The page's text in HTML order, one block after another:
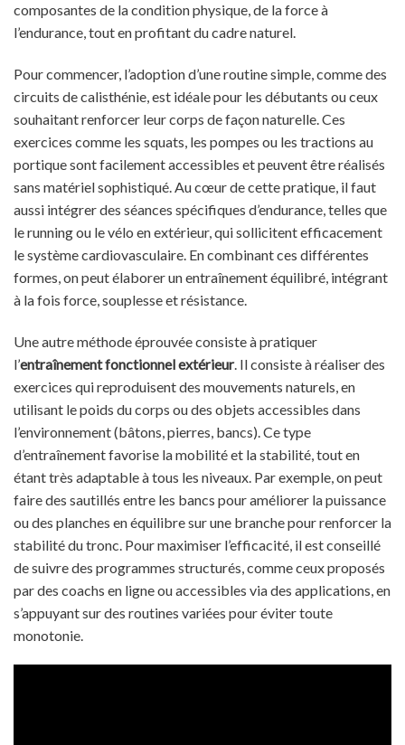
composantes de la condition physique, de la force à
l’endurance, tout en profitant du cadre naturel.
Pour commencer, l’adoption d’une routine simple, comme des
circuits de calisthénie, est idéale pour les débutants ou ceux
souhaitant renforcer leur corps de façon naturelle. Ces
exercices comme les squats, les pompes ou les tractions au
portique sont facilement accessibles et peuvent être réalisés
sans matériel sophistiqué. Au cœur de cette pratique, il faut
aussi intégrer des séances spécifiques d’endurance, telles que
le running ou le vélo en extérieur, qui sollicitent efficacement
le système cardiovasculaire. En combinant ces différentes
formes, on peut élaborer un entraînement équilibré, intégrant
à la fois force, souplesse et résistance.
Une autre méthode éprouvée consiste à pratiquer
l’entraînement fonctionnel extérieur. Il consiste à réaliser des
exercices qui reproduisent des mouvements naturels, en
utilisant le poids du corps ou des objets accessibles dans
l’environnement (bâtons, pierres, bancs). Ce type
d’entraînement favorise la mobilité et la stabilité, tout en
étant très adaptable à tous les niveaux. Par exemple, on peut
faire des sautillés entre les bancs pour améliorer la puissance
ou des planches en équilibre sur une branche pour renforcer la
stabilité du tronc. Pour maximiser l’efficacité, il est conseillé
de suivre des programmes structurés, comme ceux proposés
par des coachs en ligne ou accessibles via des applications, en
s’appuyant sur des routines variées pour éviter toute
monotonie.